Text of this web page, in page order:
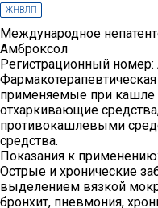
ИССЛЕДОВАНИЯ
ПОЛИТИКА В
КАРЬЕРА
СОЦИАЛЬНЫЕ
ЖНВЛП
Международное
Амброксол
Регистрационный номер:
Фармакотерапевтическая
применяемые при кашле
отхаркивающие
противокашлевыми
средства.
Показания к применению:
Острые и хронические
выделением вязкой
бронхит, пневмония,